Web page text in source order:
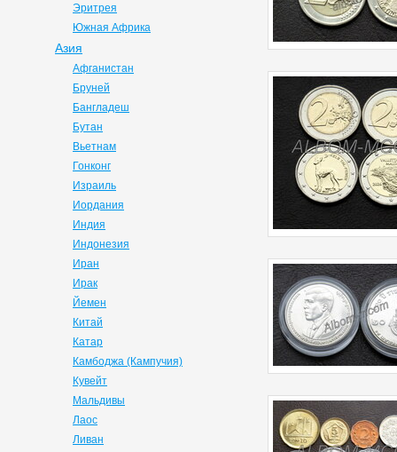
Эритрея
Южная Африка
Азия
Афганистан
Бруней
Бангладеш
Бутан
Вьетнам
Гонконг
Израиль
Иордания
Индия
Индонезия
Иран
Ирак
Йемен
Китай
Катар
Камбоджа (Кампучия)
Кувейт
Мальдивы
Лаос
Ливан